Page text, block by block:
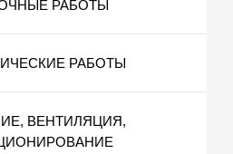
РАБОТЫ
РАБОТЫ
ВЕНТИЛЯЦИЯ,